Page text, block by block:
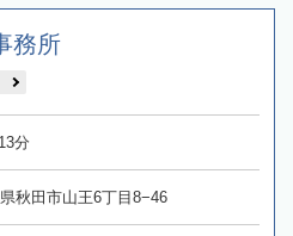
務所
分
秋田市山王6丁目8−46